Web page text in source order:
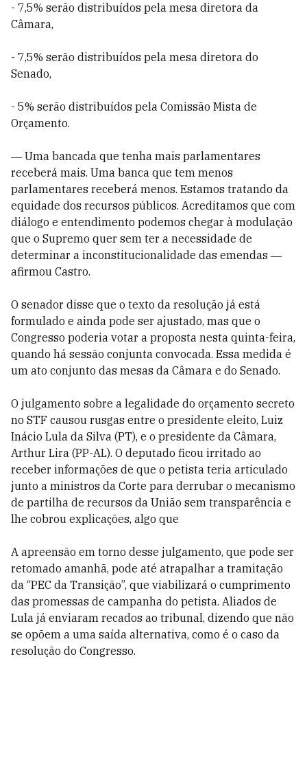
- 7,5% serão distribuídos pela mesa diretora da
Câmara,
- 7,5% serão distribuídos pela mesa diretora do
Senado,
- 5% serão distribuídos pela Comissão Mista de
Orçamento.
― Uma bancada que tenha mais parlamentares
receberá mais. Uma banca que tem menos
parlamentares receberá menos. Estamos tratando da
equidade dos recursos públicos. Acreditamos que com
diálogo e entendimento podemos chegar à modulação
que o Supremo quer sem ter a necessidade de
determinar a inconstitucionalidade das emendas ―
afirmou Castro.
O senador disse que o texto da resolução já está
formulado e ainda pode ser ajustado, mas que o
Congresso poderia votar a proposta nesta quinta-feira,
quando há sessão conjunta convocada. Essa medida é
um ato conjunto das mesas da Câmara e do Senado.
O julgamento sobre a legalidade do orçamento secreto
no STF causou rusgas entre o presidente eleito, Luiz
Inácio Lula da Silva (PT), e o presidente da Câmara,
Arthur Lira (PP-AL). O deputado ficou irritado ao
receber informações de que o petista teria articulado
junto a ministros da Corte para derrubar o mecanismo
de partilha de recursos da União sem transparência e
lhe cobrou explicações, algo que
A apreensão em torno desse julgamento, que pode ser
retomado amanhã, pode até atrapalhar a tramitação
da “PEC da Transição”, que viabilizará o cumprimento
das promessas de campanha do petista. Aliados de
Lula já enviaram recados ao tribunal, dizendo que não
se opõem a uma saída alternativa, como é o caso da
resolução do Congresso.